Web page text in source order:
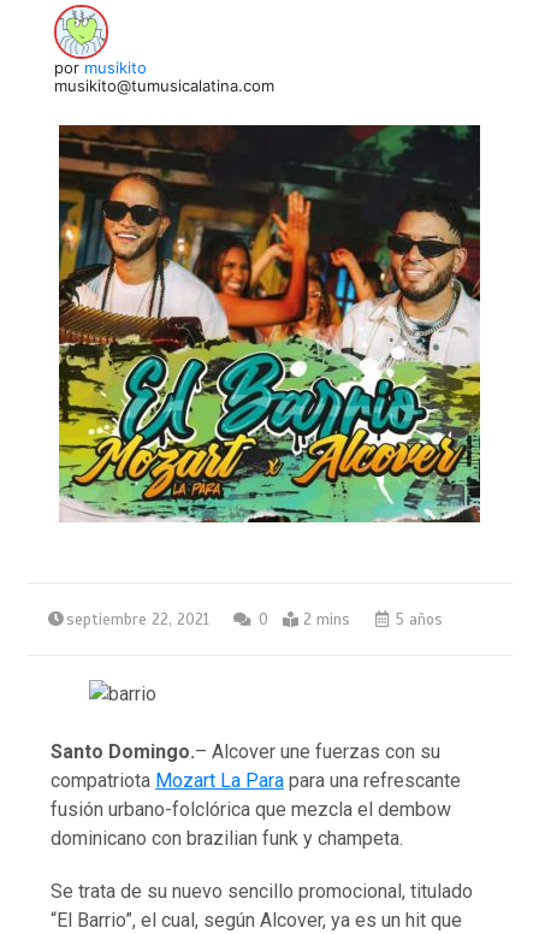
por musikito
musikito@tumusicalatina.com
septiembre 22, 2021 0 2 mins 5 años
Santo Domingo.– Alcover une fuerzas con su
compatriota Mozart La Para para una refrescante
fusión urbano-folclórica que mezcla el dembow
dominicano con brazilian funk y champeta.
Se trata de su nuevo sencillo promocional, titulado
“El Barrio”, el cual, según Alcover, ya es un hit que